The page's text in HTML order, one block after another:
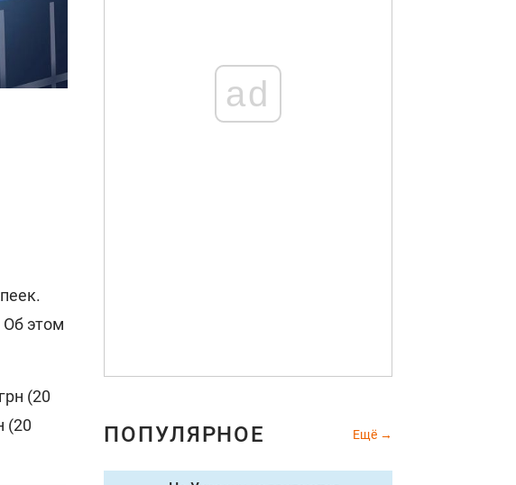
этом
(20
(20
ad
ПОПУЛЯРНОЕ Ещё